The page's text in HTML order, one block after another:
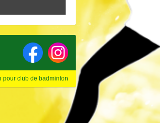
pour club de badminton